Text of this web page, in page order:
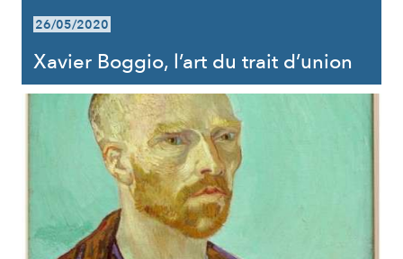
26/05/2020
Xavier Boggio, l’art du trait d’union